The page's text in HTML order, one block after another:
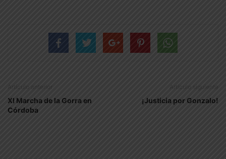
Artículo anterior
XI Marcha de la Gorra en
Córdoba
Artículo siguiente
¡Justicia por Gonzalo!